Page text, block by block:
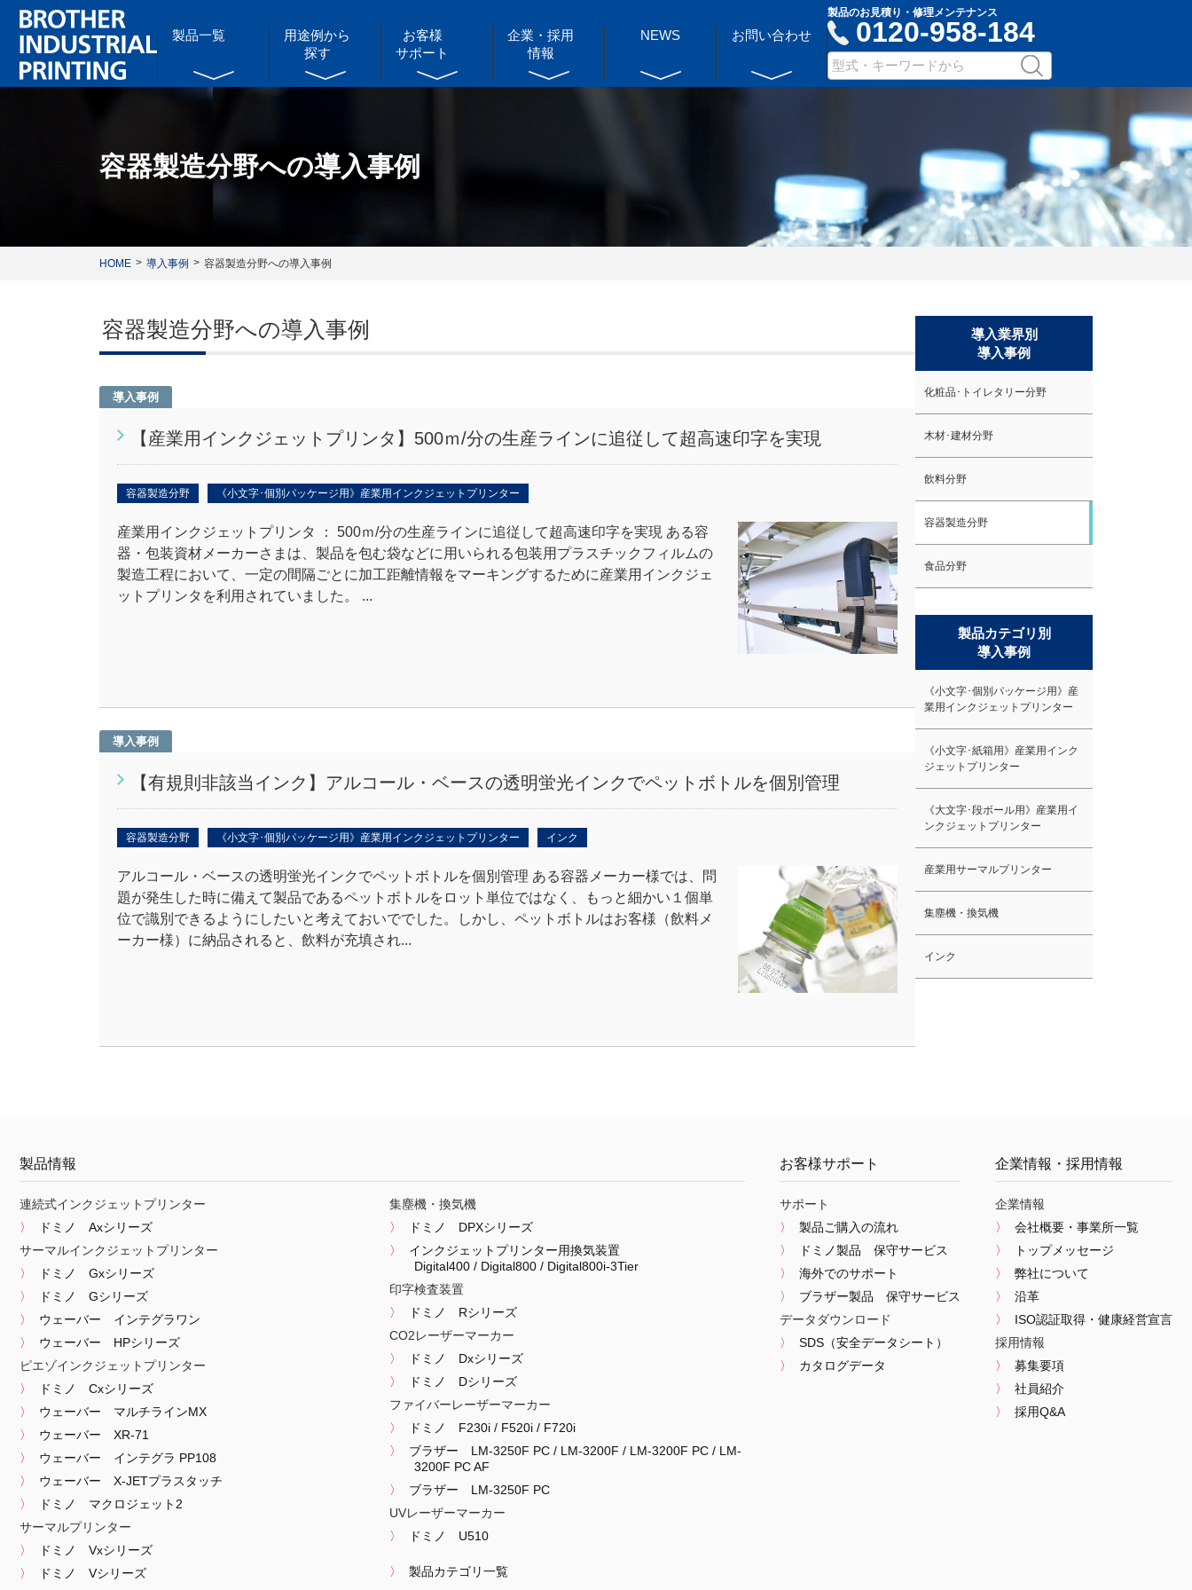
製品一覧
用途例から
探す
お客様
サポート
企業・採用
情報
NEWS お問い合わせ
製品のお見積り・修理メンテナンス
0120-958-184
サ
イ
キ
ー
ワ
検
容器製造分野への導入事例
HOME 導入事例 容器製造分野への導入事例
容器製造分野への導入事例
【産業用インクジェットプリンタ】500ｍ/分の生産ラインに追従して超高速印字を実現
導入事例
容器製造分野 《小文字･個別パッケージ用》産業用インクジェットプリンター
産業用インクジェットプリンタ ： 500ｍ/分の生産ラインに追従して超高速印字を実現 ある容
器・包装資材メーカーさまは、製品を包む袋などに用いられる包装用プラスチックフィルムの
製造工程において、一定の間隔ごとに加工距離情報をマーキングするために産業用インクジェ
ットプリンタを利用されていました。 ...
【有規則非該当インク】アルコール・ベースの透明蛍光インクでペットボトルを個別管理
導入事例
容器製造分野 《小文字･個別パッケージ用》産業用インクジェットプリンター インク
アルコール・ベースの透明蛍光インクでペットボトルを個別管理 ある容器メーカー様では、問
題が発生した時に備えて製品であるペットボトルをロット単位ではなく、もっと細かい１個単
位で識別できるようにしたいと考えておいででした。しかし、ペットボトルはお客様（飲料メ
ーカー様）に納品されると、飲料が充填され...
導入業界別
導入事例
化粧品･トイレタリー分野
木材･建材分野
飲料分野
容器製造分野
食品分野
製品カテゴリ別
導入事例
《小文字･個別パッケージ用》産
業用インクジェットプリンター
《小文字･紙箱用》産業用インク
ジェットプリンター
《大文字･段ボール用》産業用イ
ンクジェットプリンター
産業用サーマルプリンター
集塵機・換気機
インク
製品情報
連続式インクジェットプリンター
ドミノ Axシリーズ
サーマルインクジェットプリンター
ドミノ Gxシリーズ
ドミノ Gシリーズ
ウェーバー インテグラワン
ウェーバー HPシリーズ
ピエゾインクジェットプリンター
ドミノ Cxシリーズ
ウェーバー マルチラインMX
ウェーバー XR-71
ウェーバー インテグラ PP108
ウェーバー X-JETプラスタッチ
ドミノ マクロジェット2
サーマルプリンター
ドミノ Vxシリーズ
ドミノ Vシリーズ
集塵機・換気機
ドミノ DPXシリーズ
インクジェットプリンター用換気装置
Digital400 / Digital800 / Digital800i-3Tier
印字検査装置
ドミノ Rシリーズ
CO2レーザーマーカー
ドミノ Dxシリーズ
ドミノ Dシリーズ
ファイバーレーザーマーカー
ドミノ F230i / F520i / F720i
ブラザー LM-3250F PC / LM-3200F / LM-3200F PC / LM-
3200F PC AF
ブラザー LM-3250F PC
UVレーザーマーカー
ドミノ U510
製品カテゴリ一覧
お客様サポート
サポート
製品ご購入の流れ
ドミノ製品 保守サービス
海外でのサポート
ブラザー製品 保守サービス
データダウンロード
SDS（安全データシート）
カタログデータ
企業情報・採用情報
企業情報
会社概要・事業所一覧
トップメッセージ
弊社について
沿革
ISO認証取得・健康経営宣言
採用情報
募集要項
社員紹介
採用Q&A